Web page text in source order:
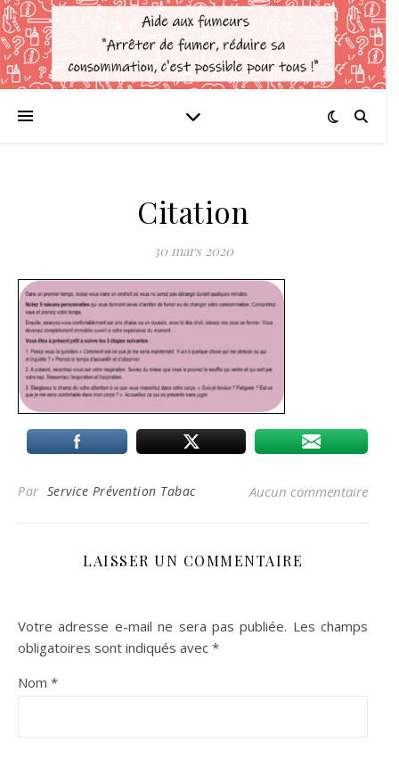
Citation
30 mars 2020
Par Service Prévention Tabac Aucun commentaire
LAISSER UN COMMENTAIRE
Votre adresse e-mail ne sera pas publiée. Les champs
obligatoires sont indiqués avec *
Nom *